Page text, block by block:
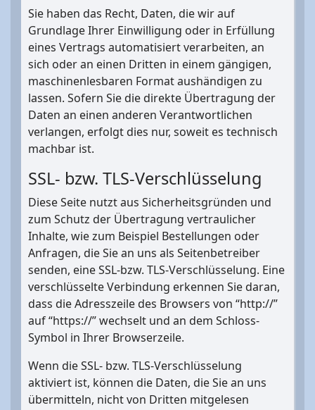
Sie haben das Recht, Daten, die wir auf
Grundlage Ihrer Einwilligung oder in Erfüllung
eines Vertrags automatisiert verarbeiten, an
sich oder an einen Dritten in einem gängigen,
maschinenlesbaren Format aushändigen zu
lassen. Sofern Sie die direkte Übertragung der
Daten an einen anderen Verantwortlichen
verlangen, erfolgt dies nur, soweit es technisch
machbar ist.
SSL- bzw. TLS-Verschlüsselung
Diese Seite nutzt aus Sicherheitsgründen und
zum Schutz der Übertragung vertraulicher
Inhalte, wie zum Beispiel Bestellungen oder
Anfragen, die Sie an uns als Seitenbetreiber
senden, eine SSL-bzw. TLS-Verschlüsselung. Eine
verschlüsselte Verbindung erkennen Sie daran,
dass die Adresszeile des Browsers von “http://”
auf “https://” wechselt und an dem Schloss-
Symbol in Ihrer Browserzeile.
Wenn die SSL- bzw. TLS-Verschlüsselung
aktiviert ist, können die Daten, die Sie an uns
übermitteln, nicht von Dritten mitgelesen